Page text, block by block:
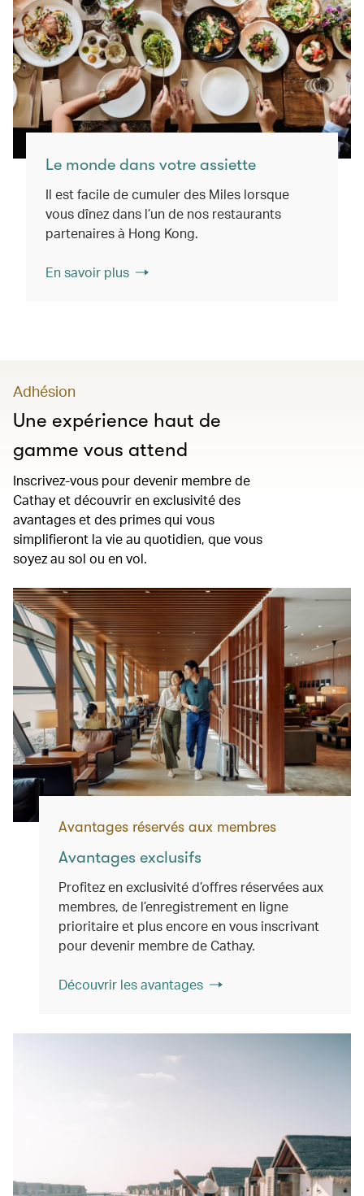
Le monde dans votre assiette
Il est facile de cumuler des Miles lorsque
vous dînez dans l’un de nos restaurants
partenaires à Hong Kong.
En savoir plus
Adhésion
Une expérience haut de
gamme vous attend
Inscrivez-vous pour devenir membre de
Cathay et découvrir en exclusivité des
avantages et des primes qui vous
simplifieront la vie au quotidien, que vous
soyez au sol ou en vol.
Avantages réservés aux membres
Avantages exclusifs
Profitez en exclusivité d’offres réservées aux
membres, de l’enregistrement en ligne
prioritaire et plus encore en vous inscrivant
pour devenir membre de Cathay.
Découvrir les avantages